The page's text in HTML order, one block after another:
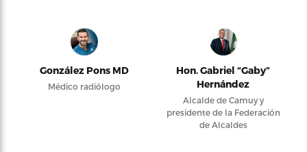
González Pons MD
Médico radiólogo
Hon. Gabriel “Gaby”
Hernández
Alcalde de Camuy y
presidente de la Federación
de Alcaldes